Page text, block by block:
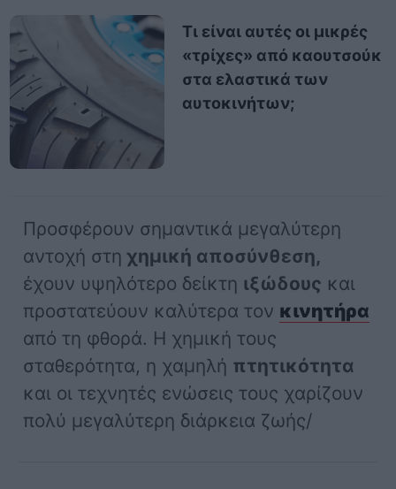
Τι είναι αυτές οι μικρές
«τρίχες» από καουτσούκ
στα ελαστικά των
αυτοκινήτων;
Προσφέρουν σημαντικά μεγαλύτερη
αντοχή στη χημική αποσύνθεση,
έχουν υψηλότερο δείκτη ιξώδους και
προστατεύουν καλύτερα τον κινητήρα
από τη φθορά. Η χημική τους
σταθερότητα, η χαμηλή πτητικότητα
και οι τεχνητές ενώσεις τους χαρίζουν
πολύ μεγαλύτερη διάρκεια ζωής/